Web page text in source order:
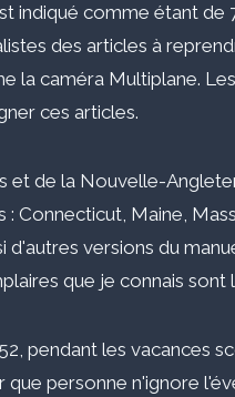
indiqué comme étant de
des articles à
la caméra Multiplane.
ces articles.
et de la Nouvelle-
Connecticut, Maine,
d'autres versions du
que je connais sont
pendant les vacances
personne n'ignore